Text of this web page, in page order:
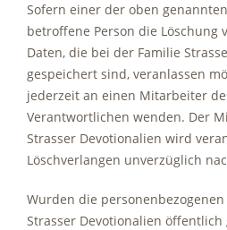
Sofern einer der oben
betroffene Person die Löschung
Daten, die bei der Familie
gespeichert sind, veranlassen
jederzeit an einen Mitarbeiter
Verantwortlichen wenden. Der
Strasser Devotionalien wird
Löschverlangen unverzüglich
Wurden die
Strasser Devotionalien